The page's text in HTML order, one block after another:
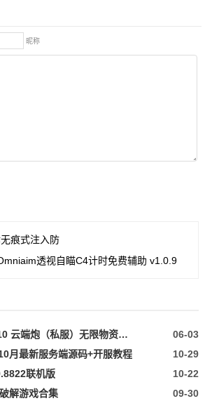
昵称
痕式注入防
透视自瞄C4计时免费辅助 v1.0.9
向僵尸开炮 v1.10 云端炮（私服）无限物资内置作弊
06-03
月最新服务端源码+开服教程
10-29
联机版
10-22
解游戏合集
09-30